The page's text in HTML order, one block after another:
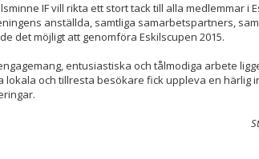
IF vill rikta ett stort tack till alla medlemmar i
anställda, samtliga samarbetspartners,
det möjligt att genomföra Eskilscupen 2015.
entusiastiska och tålmodiga arbete
lokala och tillresta besökare fick uppleva en härlig